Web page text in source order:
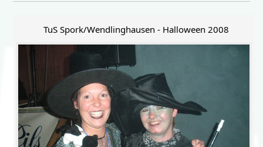
TuS Spork/Wendlinghausen - Halloween 2008